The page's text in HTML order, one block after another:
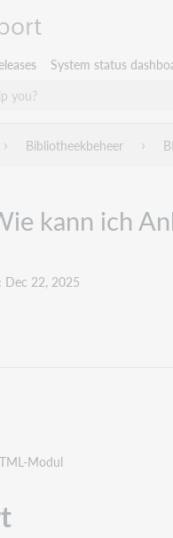
System status
hiërarchie uitvouwen /
Bibliotheekbeheer
kann ich
Dec 22, 2025
Modul